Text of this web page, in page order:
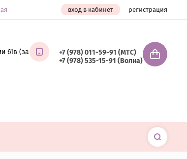
вход в кабинет регистрация
61в (за
+7 (978) 011-59-91 (МТС)
+7 (978) 535-15-91 (Волна)